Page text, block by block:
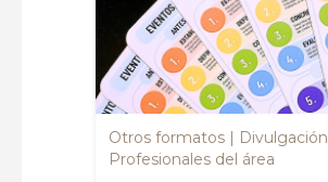
Otros formatos
Divulgación
Profesionales del área